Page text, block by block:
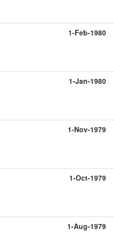
1-Feb-1980
1-Jan-1980
1-Nov-1979
1-Oct-1979
1-Aug-1979